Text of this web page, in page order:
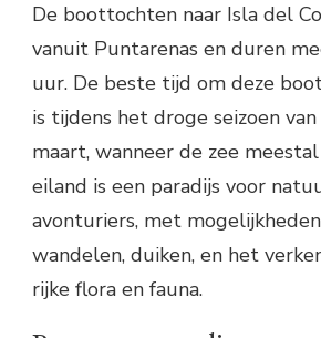
De boottochten naar Isla del
vanuit Puntarenas en duren
uur. De beste tijd om deze
is tijdens het droge seizoen
maart, wanneer de zee
eiland is een paradijs voor
avonturiers, met
wandelen, duiken, en het
rijke flora en fauna.